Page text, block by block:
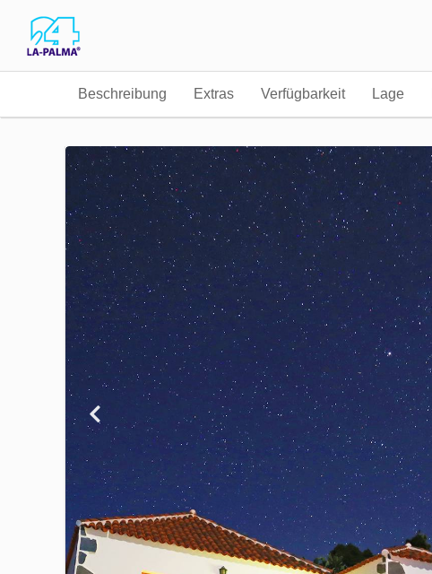
Beschreibung Extras Verfügbarkeit Lage